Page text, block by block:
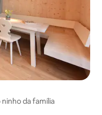
da família